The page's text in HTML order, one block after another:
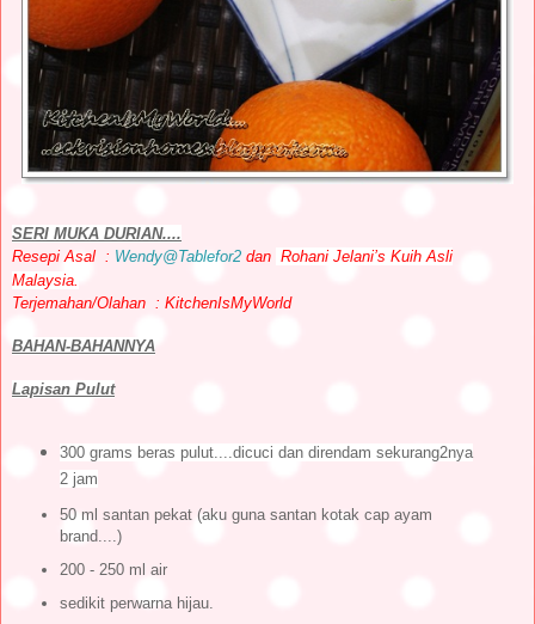
SERI MUKA DURIAN....
Resepi Asal : Wendy@Tablefor2 dan Rohani Jelani’s Kuih Asli
Malaysia.
Terjemahan/Olahan : KitchenIsMyWorld
BAHAN-BAHANNYA
Lapisan Pulut
300 grams beras pulut....dicuci dan direndam sekurang2nya
2 jam
50 ml santan pekat (aku guna santan kotak cap ayam
brand....)
200 - 250 ml air
sedikit perwarna hijau.